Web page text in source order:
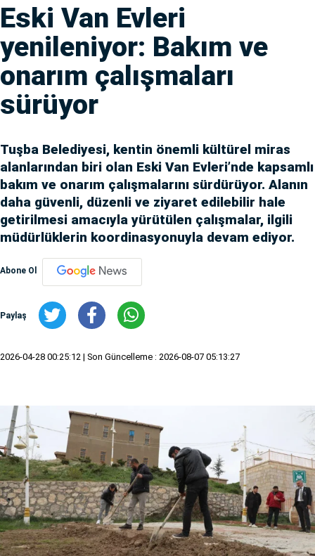
Eski Van Evleri
yenileniyor: Bakım ve
onarım çalışmaları
sürüyor
Tuşba Belediyesi, kentin önemli kültürel miras
alanlarından biri olan Eski Van Evleri’nde kapsamlı
bakım ve onarım çalışmalarını sürdürüyor. Alanın
daha güvenli, düzenli ve ziyaret edilebilir hale
getirilmesi amacıyla yürütülen çalışmalar, ilgili
müdürlüklerin koordinasyonuyla devam ediyor.
Abone Ol
Paylaş
2026-04-28 00:25:12 | Son Güncelleme : 2026-08-07 05:13:27